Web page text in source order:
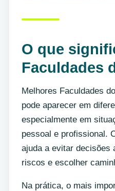
O que
Faculdades
Melhores Faculdades
pode aparecer em
especialmente em
pessoal e profissional.
ajuda a evitar decisões
riscos e escolher
Na prática, o mais